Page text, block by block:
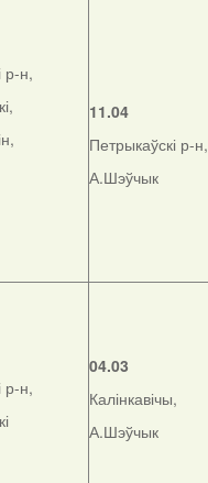
р-н,
11.04
Петрыкаўскі р-н,
А.Шэўчык
р-н,
04.03
Калінкавічы,
А.Шэўчык